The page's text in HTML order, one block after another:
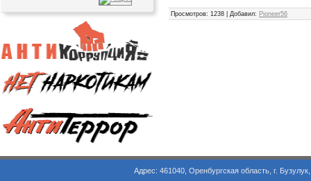
Просмотров: 1238 | Добавил: Pioneer56
Адрес: 461040, Оренбургская область, г. Бузулук, ул.